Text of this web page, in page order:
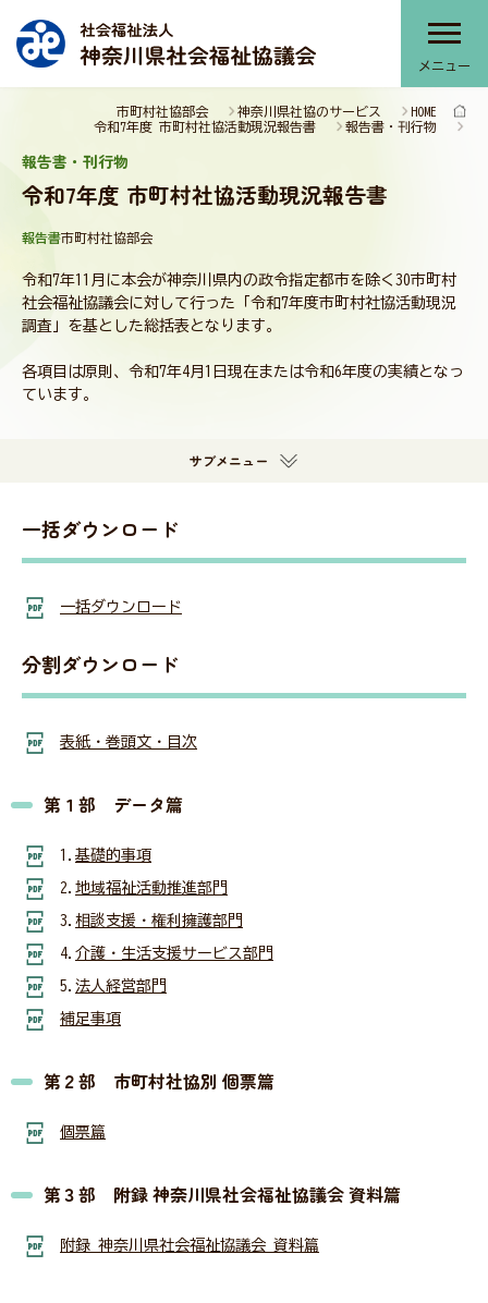
メニュー
HOME
神奈川県社協のサービス
市町村社協部会
報告書・刊行物
令和7年度 市町村社協活動現況報告書
報告書・刊行物
令和7年度 市町村社協活動現況報告書
報告書市町村社協部会
令和7年11月に本会が神奈川県内の政令指定都市を除く30市町村
社会福祉協議会に対して行った「令和7年度市町村社協活動現況
調査」を基とした総括表となります。
各項目は原則、令和7年4月1日現在または令和6年度の実績となっ
ています。
サブメニュー
一括ダウンロード
一括ダウンロード
分割ダウンロード
表紙・巻頭文・目次
第１部 データ篇
1. 基礎的事項
2. 地域福祉活動推進部門
3. 相談支援・権利擁護部門
4. 介護・生活支援サービス部門
5. 法人経営部門
補足事項
第２部 市町村社協別 個票篇
個票篇
第３部 附録 神奈川県社会福祉協議会 資料篇
附録 神奈川県社会福祉協議会 資料篇
神奈川県社協について
部会・協議会・連絡会
提言・本会活動推進計画
災害関連情報
福祉タイムズ
福祉に関する図書のあっせん・紹介
神奈川県社協公式SNS
採用情報